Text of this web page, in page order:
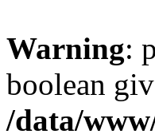
Warning:
boolean
/data/